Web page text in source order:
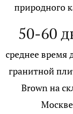
природного
50-60
среднее время
гранитной
Brown на
Москве